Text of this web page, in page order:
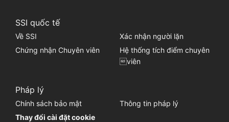
SSI quốc tế
Về SSI
Xác nhận người lặn
Chứng nhận Chuyên viên
Hệ thống tích điểm chuyên
viên
Pháp lý
Chính sách bảo mật
Thông tin pháp lý
Thay đổi cài đặt cookie